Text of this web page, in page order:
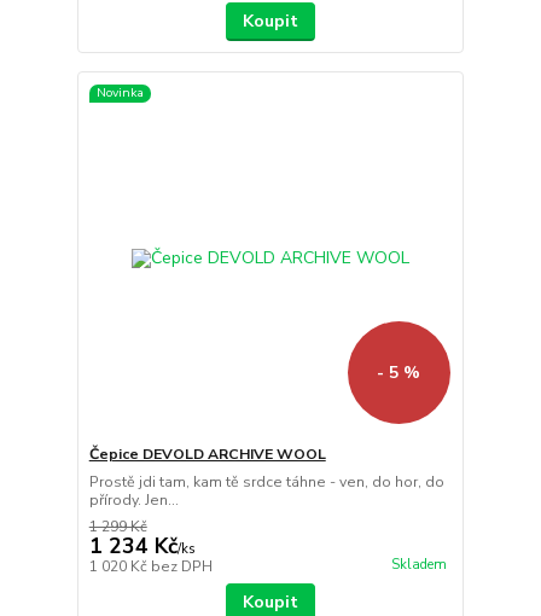
Koupit
Novinka
- 5 %
Čepice DEVOLD ARCHIVE WOOL
Prostě jdi tam, kam tě srdce táhne - ven, do hor, do
přírody. Jen...
1 299 Kč
1 234 Kč/ks
1 020 Kč bez DPH Skladem
Koupit